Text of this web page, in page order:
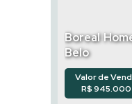
Boreal
Belo
R$945.000
Valor de